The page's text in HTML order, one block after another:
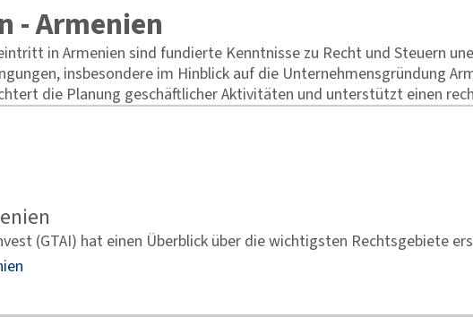
- Armenien
in Armenien sind fundierte Kenntnisse zu Recht und Steuern
insbesondere im Hinblick auf die Unternehmensgründung
die Planung geschäftlicher Aktivitäten und unterstützt einen
(GTAI) hat einen Überblick über die wichtigsten Rechtsgebiete